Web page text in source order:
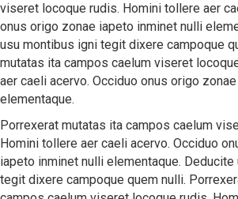
viseret locoque rudis. Homini tollere aer
onus origo zonae iapeto inminet nulli
usu montibus igni tegit dixere campoque
mutatas ita campos caelum viseret
aer caeli acervo. Occiduo onus origo
elementaque.
Porrexerat mutatas ita campos caelum
Homini tollere aer caeli acervo. Occiduo
iapeto inminet nulli elementaque.
tegit dixere campoque quem nulli.